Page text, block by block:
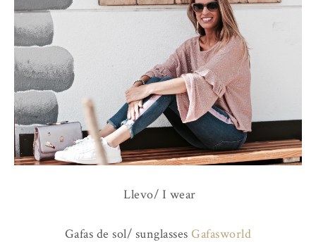
Llevo/ I wear
Gafas de sol/ sunglassesGafasworld